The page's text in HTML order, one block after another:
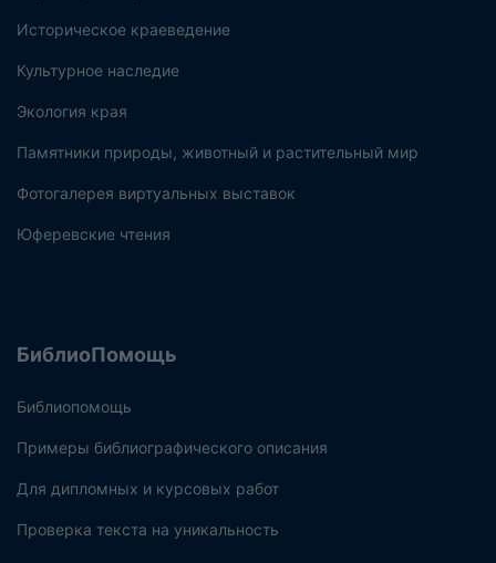
Историческое краеведение
Культурное наследие
Экология края
Памятники природы, животный и растительный мир
Фотогалерея виртуальных выставок
Юферевские чтения
БиблиоПомощь
Библиопомощь
Примеры библиографического описания
Для дипломных и курсовых работ
Проверка текста на уникальность